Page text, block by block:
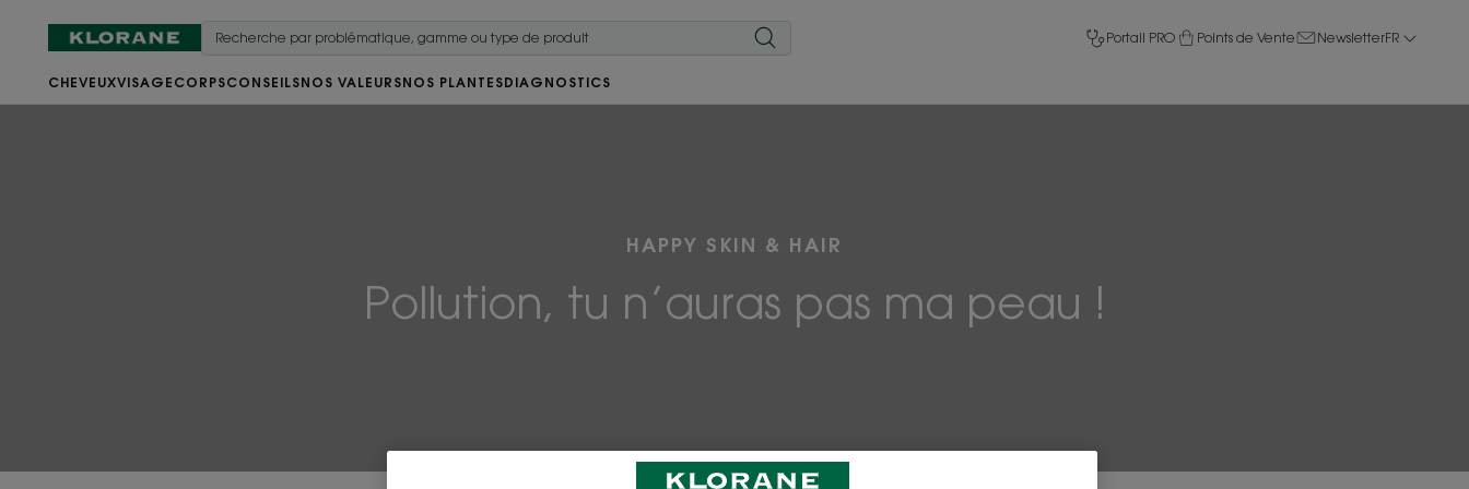
Portail PRO Points de Vente NewsletterFR
CHEVEUXVISAGE CORPSCONSEILSNOS VALEURSNOS PLANTESDIAGNOSTICS
HAPPY SKIN & HAIR
Pollution, tu n’auras pas ma peau !